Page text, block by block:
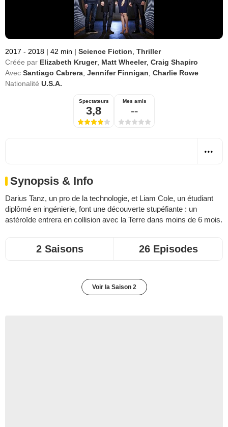
2017 - 2018 | 42 min | Science Fiction Thriller
Créée par Elizabeth Kruger, Matt Wheeler, Craig Shapiro
Avec Santiago Cabrera Jennifer Finnigan Charlie Rowe
Nationalité U.S.A.
Spectateurs
3,8
Mes amis
--
Synopsis & Info
Darius Tanz, un pro de la technologie, et Liam Cole, un étudiant
diplômé en ingénierie, font une découverte stupéfiante : un
astéroïde entrera en collision avec la Terre dans moins de 6 mois.
2 Saisons 26 Episodes
Voir la Saison 2